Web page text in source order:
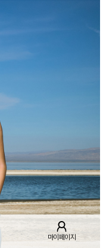
마이페이지